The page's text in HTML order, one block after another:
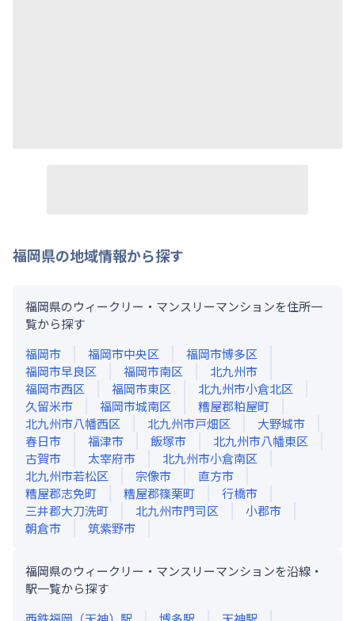
福岡県の地域情報から探す
福岡県のウィークリー・マンスリーマンションを住所一
覧から探す
福岡市
福岡市中央区
福岡市博多区
福岡市早良区
福岡市南区
北九州市
福岡市西区
福岡市東区
北九州市小倉北区
久留米市
福岡市城南区
糟屋郡粕屋町
北九州市八幡西区
北九州市戸畑区
大野城市
春日市
福津市 飯塚市
北九州市八幡東区
古賀市
太宰府市
北九州市小倉南区
北九州市若松区
宗像市
直方市
糟屋郡志免町
糟屋郡篠栗町
行橋市
三井郡大刀洗町
北九州市門司区
小郡市
朝倉市
筑紫野市
福岡県のウィークリー・マンスリーマンションを沿線・
駅一覧から探す